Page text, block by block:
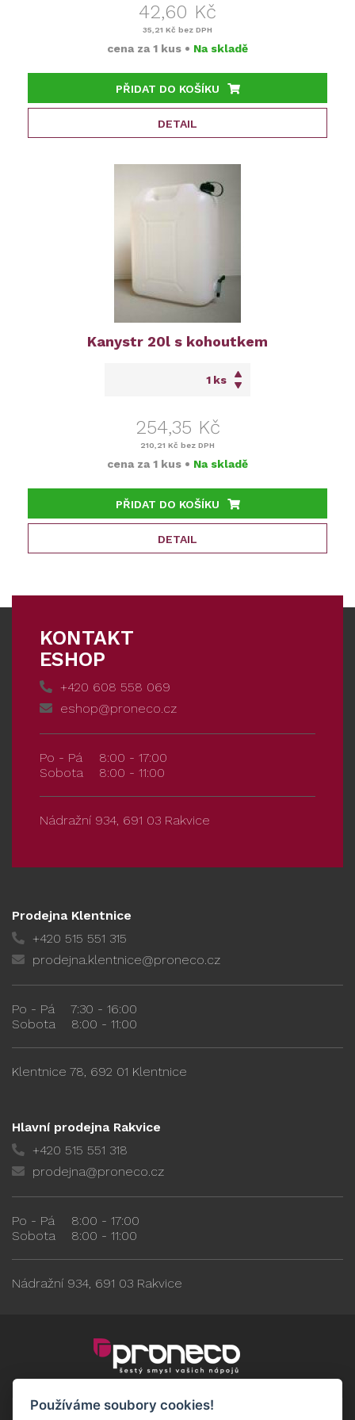
42,60 Kč
35,21 Kč bez DPH
cena za 1 kus • Na skladě
PŘIDAT DO KOŠÍKU
DETAIL
Kanystr 20l s kohoutkem
ks
254,35 Kč
210,21 Kč bez DPH
cena za 1 kus • Na skladě
PŘIDAT DO KOŠÍKU
DETAIL
KONTAKT
ESHOP
+420 608 558 069
eshop@proneco.cz
Po - Pá
8:00 - 17:00
Sobota
8:00 - 11:00
Nádražní 934, 691 03 Rakvice
Prodejna Klentnice
+420 515 551 315
prodejna.klentnice@proneco.cz
Po - Pá
7:30 - 16:00
Sobota
8:00 - 11:00
Klentnice 78, 692 01 Klentnice
Hlavní prodejna Rakvice
+420 515 551 318
prodejna@proneco.cz
Po - Pá
8:00 - 17:00
Sobota
8:00 - 11:00
Nádražní 934, 691 03 Rakvice
Používáme soubory cookies!